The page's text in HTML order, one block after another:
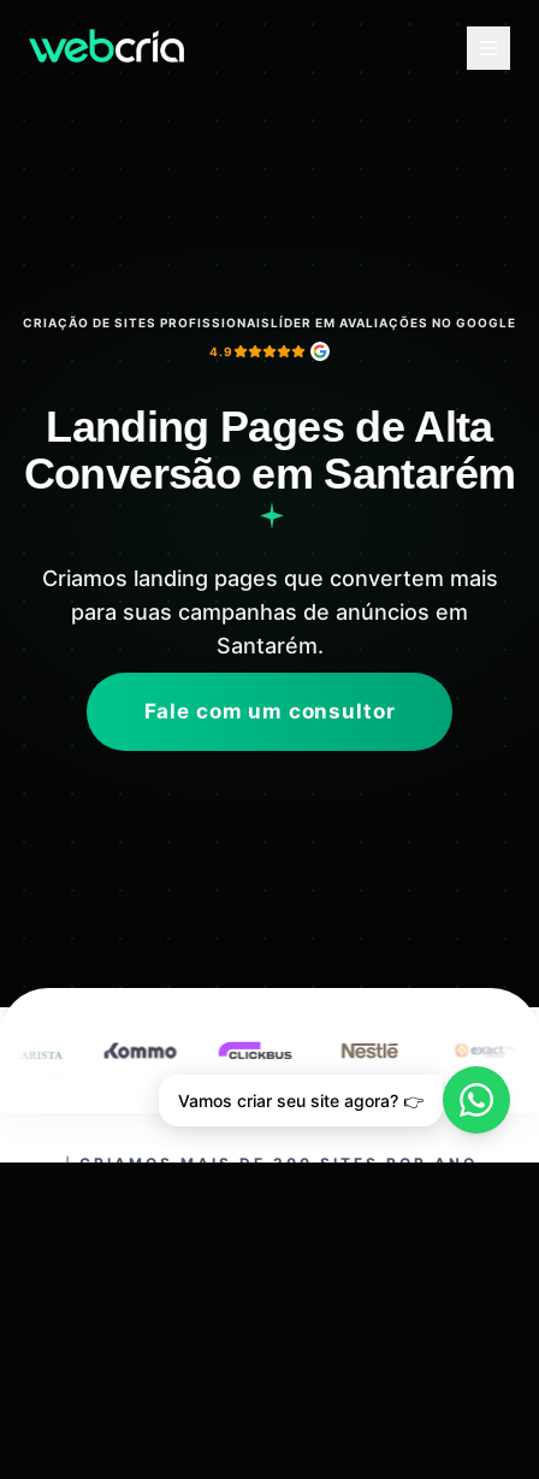
CRIAÇÃO DE SITES PROFISSIONAISLÍDER EM AVALIAÇÕES NO GOOGLE
4.9
Landing Pages de Alta
Conversão em Santarém
Criamos landing pages que convertem mais
para suas campanhas de anúncios em
Santarém.
Fale com um consultor
CRIAMOS MAIS DE 200 SITES POR ANO.
Vamos criar seu site agora? 👉